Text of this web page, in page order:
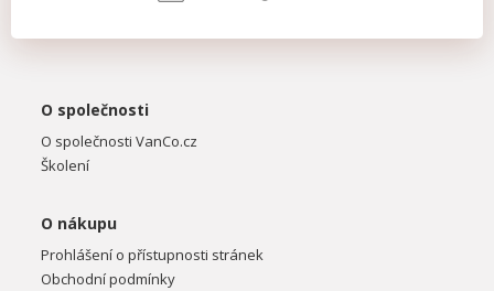
O společnosti
O společnosti VanCo.cz
Školení
O nákupu
Prohlášení o přístupnosti stránek
Obchodní podmínky